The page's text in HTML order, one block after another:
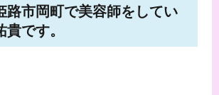
路市岡町で美容師をしてい
です。